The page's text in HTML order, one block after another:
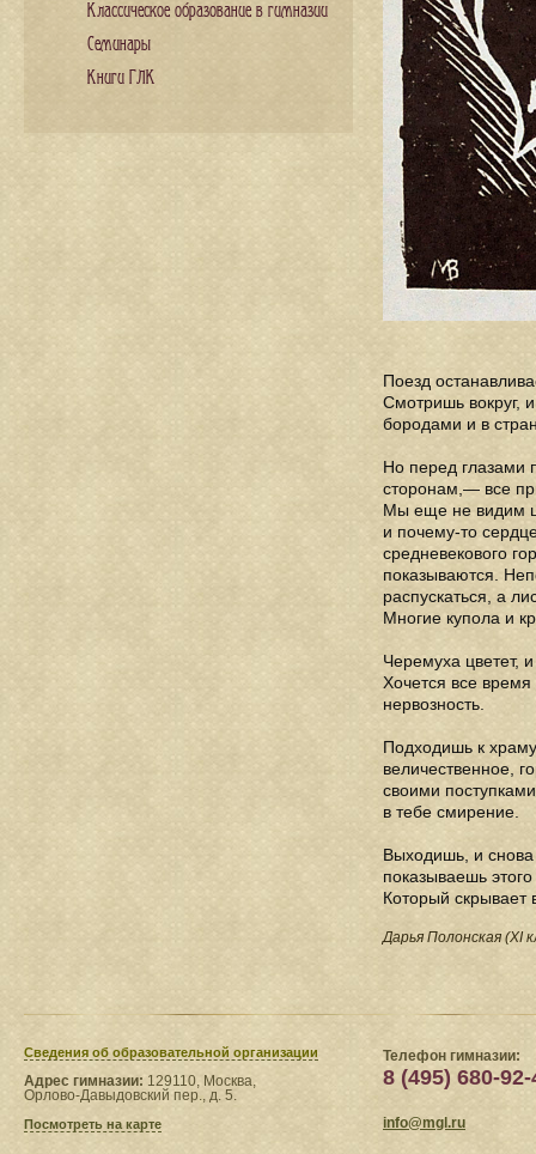
Поезд
Смотришь вокруг,
бородами и в
Но перед глазами
сторонам,— все
Мы еще не видим
и почему-то
средневекового
показываются.
распускаться, а
Многие купола и
Черемуха цветет,
Хочется все
нервозность.
Подходишь к
величественное,
своими
в тебе смирение.
Выходишь, и снова
показываешь
Который скрывает
Дарья Полонская (XI
Классическое образование в гимназии
Семинары
Книги ГЛК
Сведения​ об образовательной организации
Адрес гимназии: 129110, Москва,
Орлово-Давыдовский пер., д. 5.
Посмотреть на карте
Телефон гимназии:
8 (495) 680-92-
info@mgl.ru